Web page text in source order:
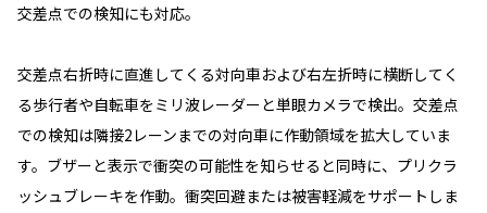
交差点での検知にも対応。
交差点右折時に直進してくる対向車および右左折時に横断してく
る歩行者や自転車をミリ波レーダーと単眼カメラで検出。交差点
での検知は隣接2レーンまでの対向車に作動領域を拡大していま
す。ブザーと表示で衝突の可能性を知らせると同時に、プリクラ
ッシュブレーキを作動。衝突回避または被害軽減をサポートしま